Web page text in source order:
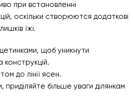
при встановленні
оскільки створюются додаткові
їжі.
щоб уникнути
до лінії ясен.
приділяйте більше уваги ділянкам